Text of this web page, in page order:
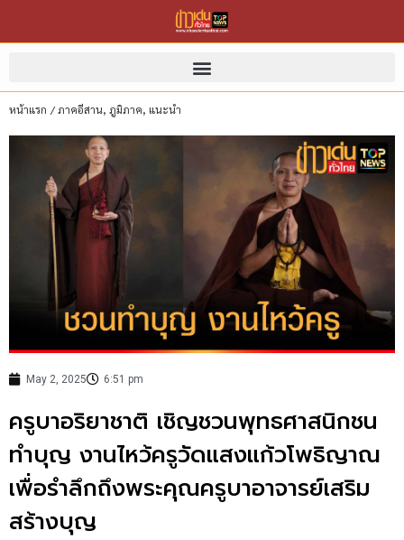
หน้าแรก /ภาคอีสาน, ภูมิภาค, แนะนำ
May 2, 2025 6:51 pm
ครูบาอริยาชาติ เชิญชวนพุทธศาสนิกชน
ทำบุญ งานไหว้ครูวัดแสงแก้วโพธิญาณ
เพื่อรำลึกถึงพระคุณครูบาอาจารย์เสริม
สร้างบุญ